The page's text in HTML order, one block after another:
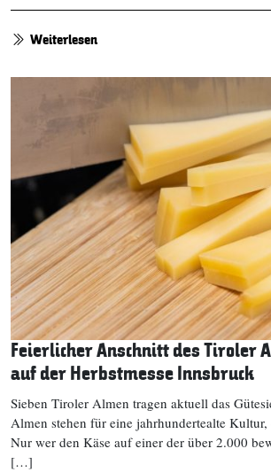
Weiterlesen
Feierlicher Anschnitt des Tiroler
auf der Herbstmesse Innsbruck
Sieben Tiroler Almen tragen aktuell das
Almen stehen für eine jahrhundertealte
Nur wer den Käse auf einer der über 2.000
[…]